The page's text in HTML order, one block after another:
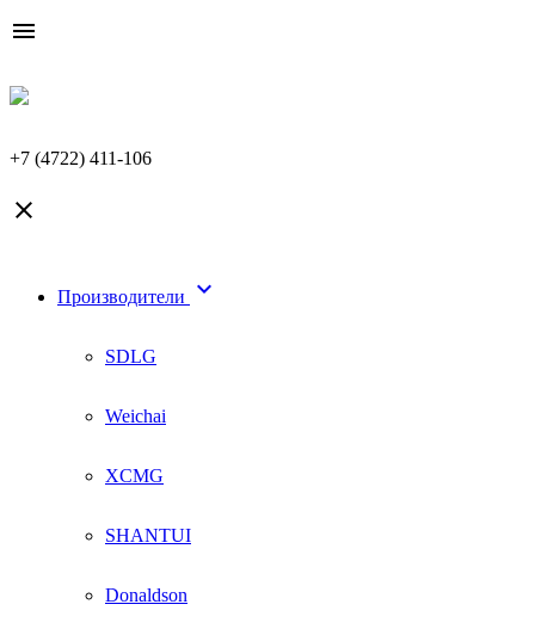

+7 (4722) 411-106

Производители 
SDLG
Weichai
XCMG
SHANTUI
Donaldson